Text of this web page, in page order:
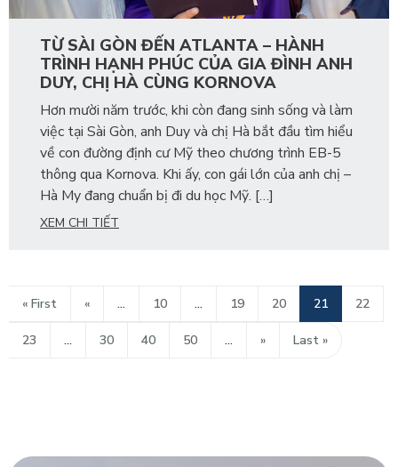
TỪ SÀI GÒN ĐẾN ATLANTA – HÀNH
TRÌNH HẠNH PHÚC CỦA GIA ĐÌNH ANH
DUY, CHỊ HÀ CÙNG KORNOVA
Hơn mười năm trước, khi còn đang sinh sống và làm
việc tại Sài Gòn, anh Duy và chị Hà bắt đầu tìm hiểu
về con đường định cư Mỹ theo chương trình EB-5
thông qua Kornova. Khi ấy, con gái lớn của anh chị –
Hà My đang chuẩn bị đi du học Mỹ. […]
XEM CHI TIẾT
« First « ... 10 ... 19 20 21 22
23 ... 30 40 50 ... » Last »